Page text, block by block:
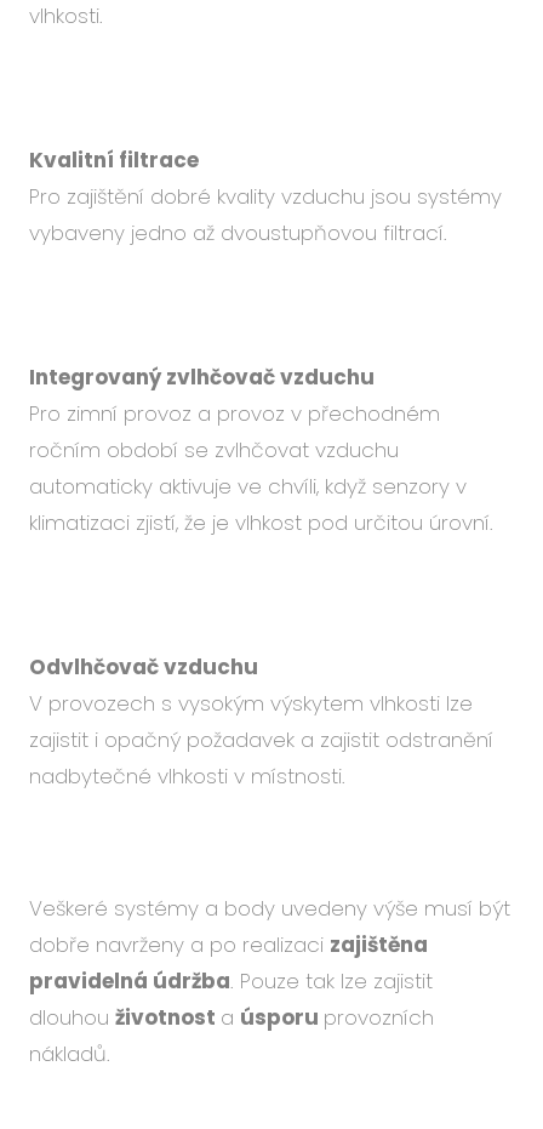
vlhkosti.
Kvalitní filtrace
Pro zajištění dobré kvality vzduchu jsou systémy
vybaveny jedno až dvoustupňovou filtrací.
Integrovaný zvlhčovač vzduchu
Pro zimní provoz a provoz v přechodném
ročním období se zvlhčovat vzduchu
automaticky aktivuje ve chvíli, když senzory v
klimatizaci zjistí, že je vlhkost pod určitou úrovní.
Odvlhčovač vzduchu
V provozech s vysokým výskytem vlhkosti lze
zajistit i opačný požadavek a zajistit odstranění
nadbytečné vlhkosti v místnosti.
Veškeré systémy a body uvedeny výše musí být
dobře navrženy a po realizaci zajištěna
pravidelná údržba. Pouze tak lze zajistit
dlouhou životnost a úsporu provozních
nákladů.